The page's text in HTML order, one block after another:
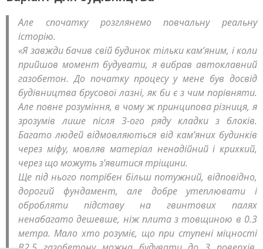
Але спочатку розглянемо повчальну реальну
історію.
«Я завжди бачив свій будинок тільки кам’яним, і коли
прийшов момент будувати, я вибрав автоклавний
газобетон. До початку процесу у мене був досвід
будівництва брусової лазні, як би є з чим порівняти.
Але повне розуміння, в чому ж принципова різниця, я
зрозумів лише після 3-ого ряду кладки з блоків.
Багато людей відмовляються від кам’яних будинків
через міфу, мовляв матеріал ненадійний і крихкий,
через що можуть з’явитися тріщини.
Ще під нього потрібен більш потужний, відповідно,
дорогий фундамент, але добре утеплювати і
обробляти підставу на гвинтових палях
ненабагато дешевше, ніж плита з товщиною в 0.3
метра. Мало хто розуміє, що при ступені міцності